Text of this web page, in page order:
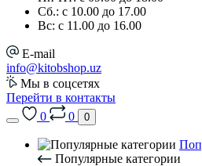
Сб.: с 10.00 до 17.00
Вс: с 11.00 до 16.00
E-mail
info@kitobshop.uz
Мы в соцсетях
Перейти в контакты
0
0 0
Популярные категории